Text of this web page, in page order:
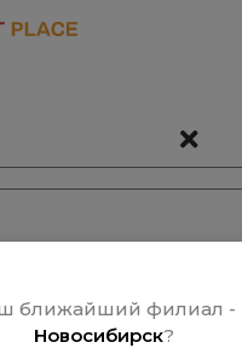
ближайший филиал -
Новосибирск?